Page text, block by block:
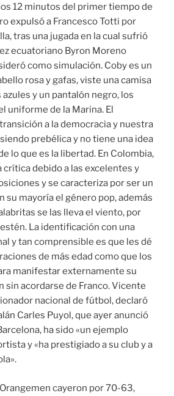
12 minutos del primer tiempo de
expulsó a Francesco Totti por
tras una jugada en la cual sufrió
ecuatoriano Byron Moreno
como simulación. Coby es un
rosa y gafas, viste una camisa
y un pantalón negro, los
uniforme de la Marina. El
a la democracia y nuestra
prebélica y no tiene una idea
lo que es la libertad. En Colombia,
crítica debido a las excelentes y
y se caracteriza por ser un
su mayoría el género pop, además
se las lleva el viento, por
La identificación con una
y tan comprensible es que les dé
de más edad como que los
manifestar externamente su
sin acordarse de Franco. Vicente
nacional de fútbol, declaró
Carles Puyol, que ayer anunció
ha sido «un ejemplo
y «ha prestigiado a su club y a
cayeron por 70-63,